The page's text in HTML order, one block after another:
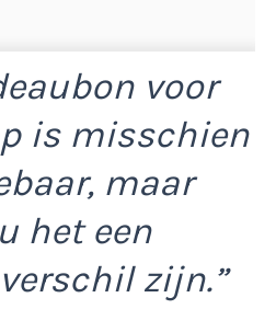
voor
is misschien
maar
het een
zijn.”